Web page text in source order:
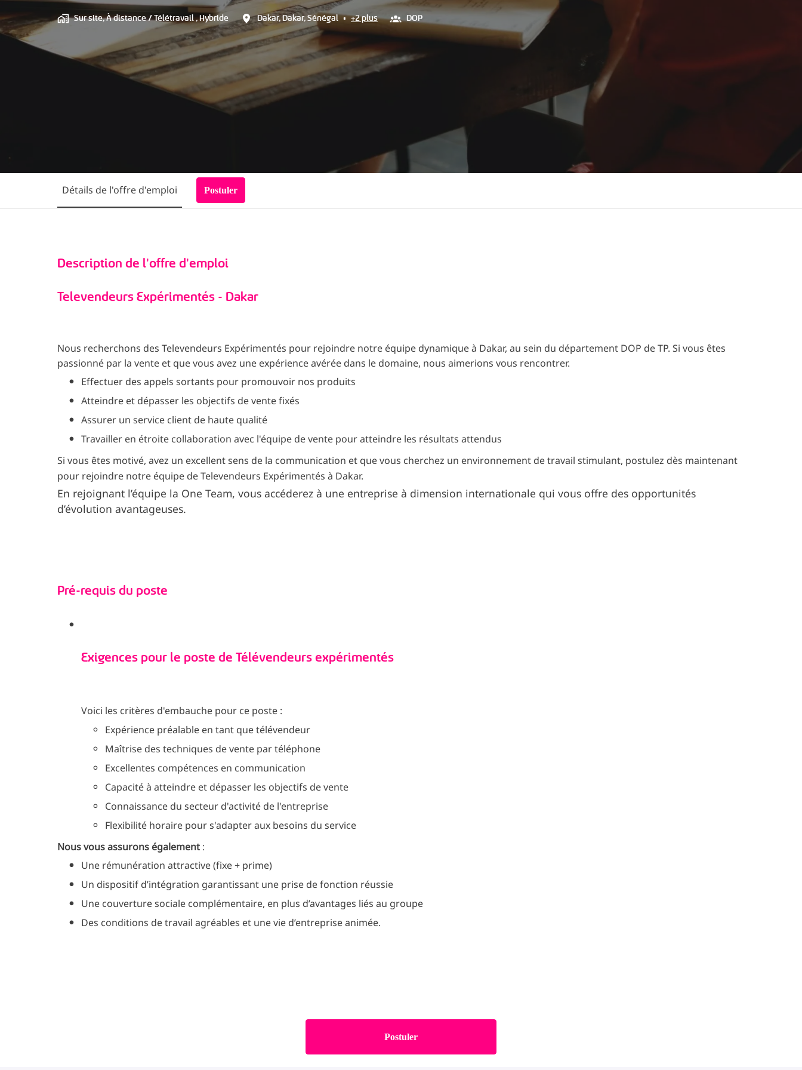
Sur site, À distance / Télétravail , Hybride Dakar,Dakar,Sénégal • +2 plus DOP
Détails de l'offre d'emploi Postuler
Description de l'offre d'emploi
Televendeurs Expérimentés - Dakar
Nous recherchons des Televendeurs Expérimentés pour rejoindre notre équipe dynamique à Dakar, au sein du département DOP de TP. Si vous êtes
passionné par la vente et que vous avez une expérience avérée dans le domaine, nous aimerions vous rencontrer.
Effectuer des appels sortants pour promouvoir nos produits
Atteindre et dépasser les objectifs de vente fixés
Assurer un service client de haute qualité
Travailler en étroite collaboration avec l'équipe de vente pour atteindre les résultats attendus
Si vous êtes motivé, avez un excellent sens de la communication et que vous cherchez un environnement de travail stimulant, postulez dès maintenant
pour rejoindre notre équipe de Televendeurs Expérimentés à Dakar.
En rejoignant l’équipe la One Team, vous accéderez à une entreprise à dimension internationale qui vous offre des opportunités
d’évolution avantageuses.
Pré-requis du poste
Exigences pour le poste de Télévendeurs expérimentés
Voici les critères d'embauche pour ce poste :
Expérience préalable en tant que télévendeur
Maîtrise des techniques de vente par téléphone
Excellentes compétences en communication
Capacité à atteindre et dépasser les objectifs de vente
Connaissance du secteur d'activité de l'entreprise
Flexibilité horaire pour s'adapter aux besoins du service
Nous vous assurons également :
Une rémunération attractive (fixe + prime)
Un dispositif d’intégration garantissant une prise de fonction réussie
Une couverture sociale complémentaire, en plus d’avantages liés au groupe
Des conditions de travail agréables et une vie d’entreprise animée.
Postuler